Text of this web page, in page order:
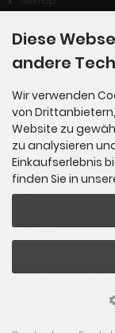
Newsletter-
E-Mail-Adresse:
Diese
andere
Wir verwenden
von
Website zu
zu analysieren
Einkaufserlebnis
finden Sie in